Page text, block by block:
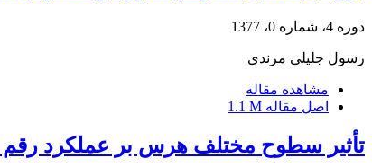
دوره 4، شماره 0، 1377
رسول جلیلی مرندی
مشاهده مقاله
اصل مقاله 1.1 M
تأثیر سطوح مختلف هرس بر عملکرد رقم